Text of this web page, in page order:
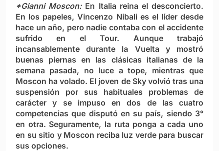
*Gianni Moscon:En Italia reina el desconcierto.
En los papeles, Vincenzo Nibali es el líder desde
hace un año, pero nadie contaba con el accidente
sufrido en el Tour. Aunque trabajó
incansablemente durante la Vuelta y mostró
buenas piernas en las clásicas italianas de la
semana pasada, no luce a tope, mientras que
Moscon ha volado. El joven de Sky volvió tras una
suspensión por sus habituales problemas de
carácter y se impuso en dos de las cuatro
competencias que disputó en su país, siendo 3°
en otra. Seguramente, la ruta ponga a cada uno
en su sitio y Moscon reciba luz verde para buscar
sus opciones.